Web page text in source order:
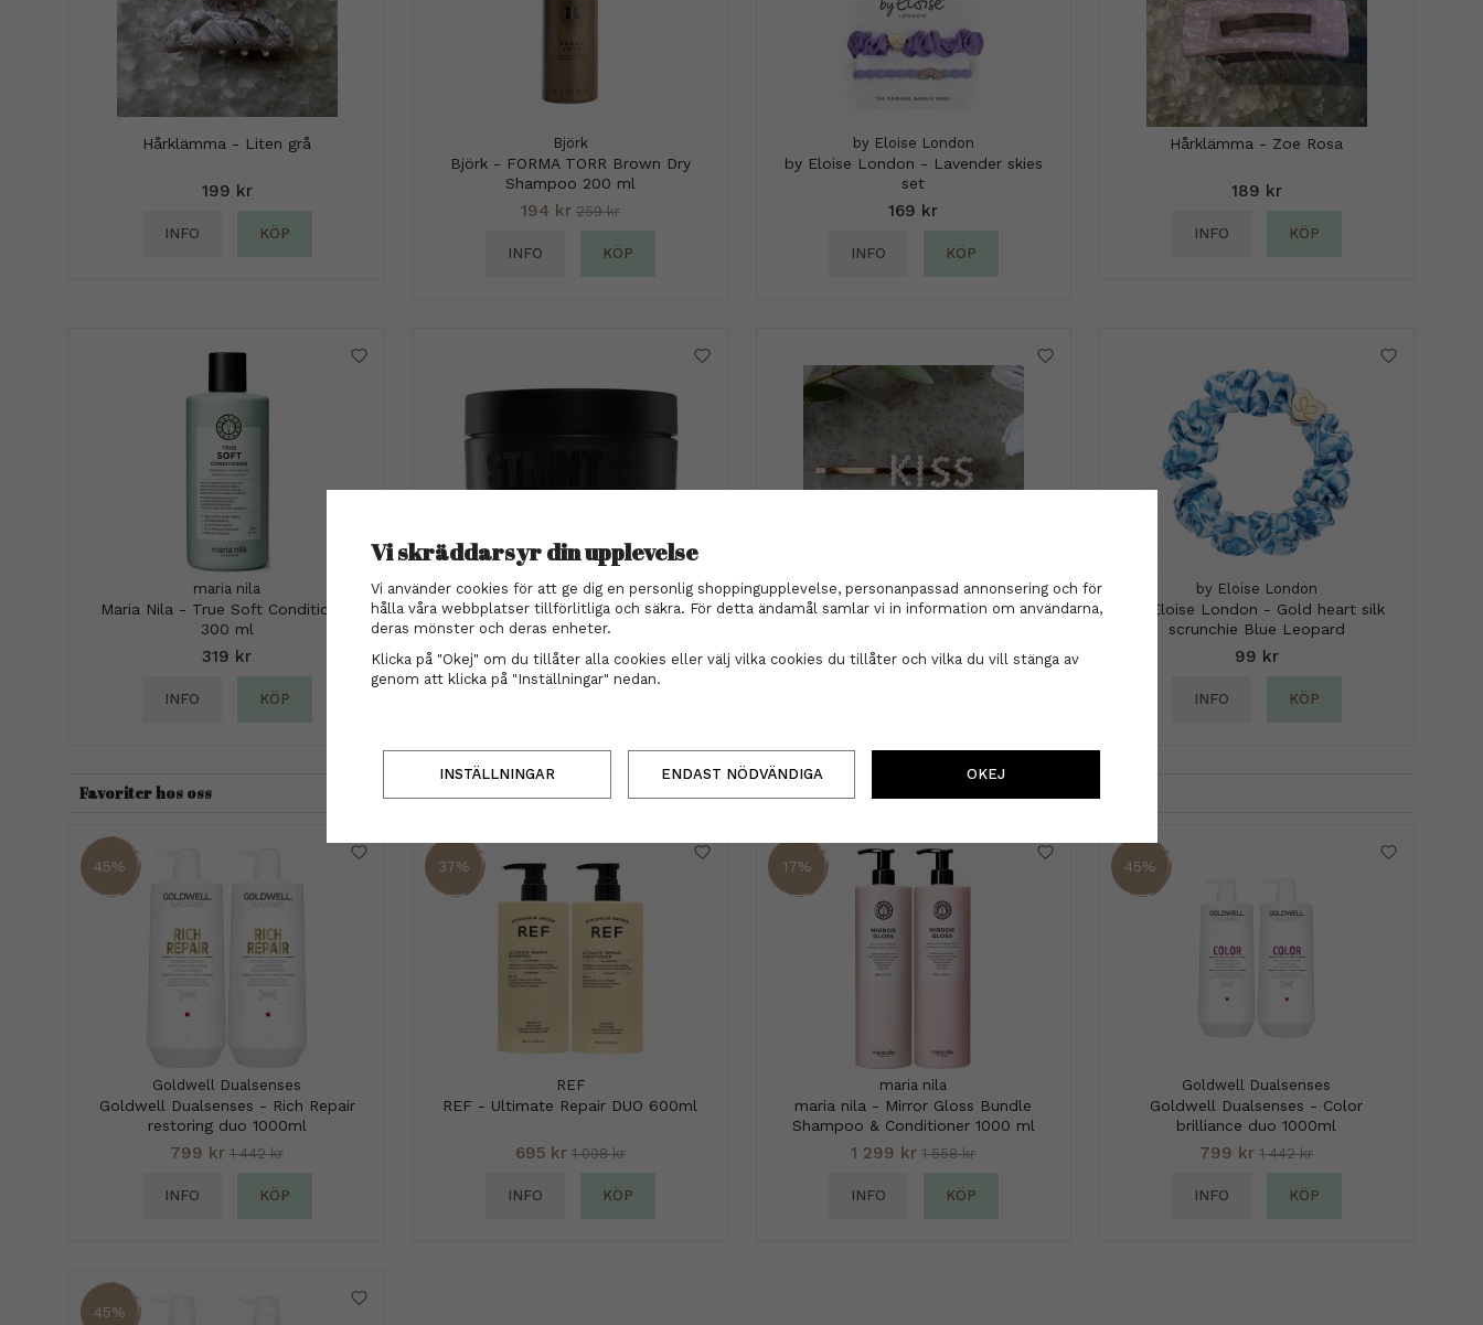
Hårklämma - Liten grå
199 kr
INFO KÖP
Björk
Björk - FORMA TORR Brown Dry
Shampoo 200 ml
194 kr 259 kr
INFO KÖP
by Eloise London
by Eloise London - Lavender skies
set
169 kr
INFO KÖP
Hårklämma - Zoe Rosa
189 kr
INFO KÖP
maria nila
Maria Nila - True Soft Conditioner
300 ml
319 kr
INFO KÖP
STMNT Grooming Goods - Shine
Paste 100ml
285 kr
INFO KÖP
Hairclip - Kiss by Eloise London
by Eloise London - Gold heart silk
scrunchie Blue Leopard
99 kr
INFO KÖP
Favoriter hos oss
45%
Goldwell Dualsenses
Goldwell Dualsenses - Rich Repair
restoring duo 1000ml
799 kr 1 442 kr
INFO KÖP
37%
REF
REF - Ultimate Repair DUO 600ml
695 kr 1 098 kr
INFO KÖP
17%
maria nila
maria nila - Mirror Gloss Bundle
Shampoo & Conditioner 1000 ml
1 299 kr 1 558 kr
INFO KÖP
45%
Goldwell Dualsenses
Goldwell Dualsenses - Color
brilliance duo 1000ml
799 kr 1 442 kr
INFO KÖP
45%
Vi skräddarsyr din upplevelse
Vi använder cookies för att ge dig en personlig shoppingupplevelse, personanpassad annonsering och för
hålla våra webbplatser tillförlitliga och säkra. För detta ändamål samlar vi in information om användarna,
deras mönster och deras enheter.
Klicka på "Okej" om du tillåter alla cookies eller välj vilka cookies du tillåter och vilka du vill stänga av
genom att klicka på "Inställningar" nedan.
INSTÄLLNINGAR ENDAST NÖDVÄNDIGA OKEJ